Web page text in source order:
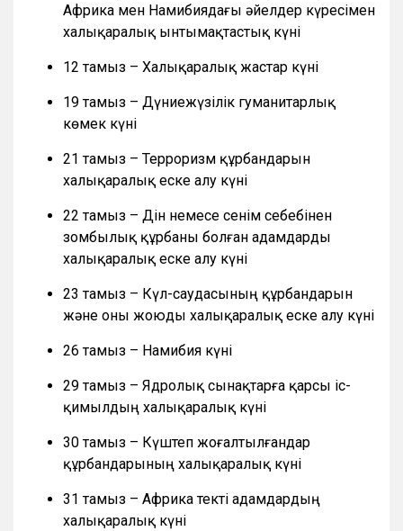
Африка мен Намибиядағы әйелдер күресімен
халықаралық ынтымақтастық күні
12 тамыз – Халықаралық жастар күні
19 тамыз – Дүниежүзілік гуманитарлық
көмек күні
21 тамыз – Терроризм құрбандарын
халықаралық еске алу күні
22 тамыз – Дін немесе сенім себебінен
зомбылық құрбаны болған адамдарды
халықаралық еске алу күні
23 тамыз – Күл-саудасының құрбандарын
және оны жоюды халықаралық еске алу күні
26 тамыз – Намибия күні
29 тамыз – Ядролық сынақтарға қарсы іс-
қимылдың халықаралық күні
30 тамыз – Күштеп жоғалтылғандар
құрбандарының халықаралық күні
31 тамыз – Африка текті адамдардың
халықаралық күні